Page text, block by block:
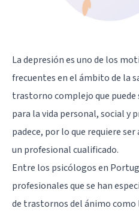
La depresiónes uno de los
frecuentes en el ámbito de la
trastorno complejo que
para la vida personal, social y
padece, por lo que requiere
un profesional cualificado.
Entre los psicólogos en
profesionales que se han
de trastornos del ánimo como